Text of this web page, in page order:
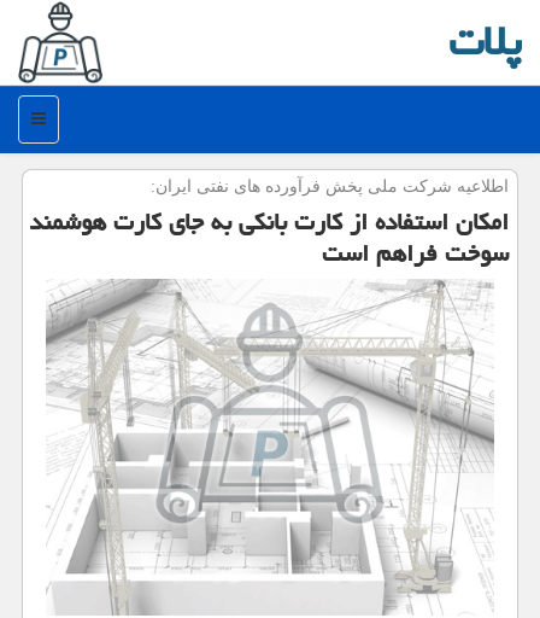
پلات
منو
اطلاعیه شركت ملی پخش فرآورده های نفتی ایران:
امكان استفاده از كارت بانكی به جای كارت هوشمند
سوخت فراهم است